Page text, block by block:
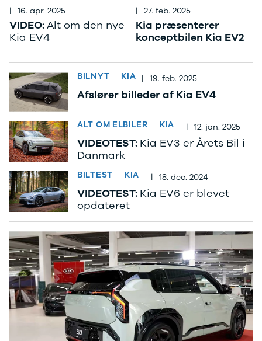
Modeller
Anmeldelser
Alpine
Modeller
Anmeldelser
Privatleasing
Tilbud
Modeller
Anmeldelser
Privatleasing
Dacia
Sandero
Modeller
Anmeldelser
Privatleasing
Tilbud
Duster
Modeller
Anmeldelser
Privatleasing
Tilbud
Modeller
1-serie
4-serie
5-serie
640i
X3
X5
iX
iX3
i3
i3s
i4
Z4
BYD
Se alle BYD
Elbil
Atto 3
Han
Citroën
Se alle
Citroën
| 16. apr. 2025
VIDEO:Alt om den nye
Kia EV4
| 27. feb. 2025
Kia præsenterer
konceptbilen Kia EV2
BILNYT KIA | 19. feb. 2025
Afslører billeder af Kia EV4
ALT OM ELBILER KIA | 12. jan. 2025
VIDEOTEST: Kia EV3 er Årets Bil i
Danmark
BILTEST KIA | 18. dec. 2024
VIDEOTEST: Kia EV6 er blevet
opdateret